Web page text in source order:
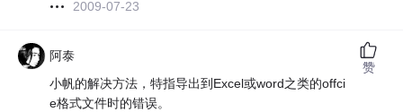
2009-07-23
阿泰
小帆的解决方法，特指导出到Excel或word之类的offci
e格式文件时的错误。
赞